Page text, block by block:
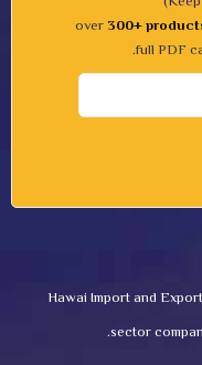
over 300+
full PDF
Hawai Import and
sector